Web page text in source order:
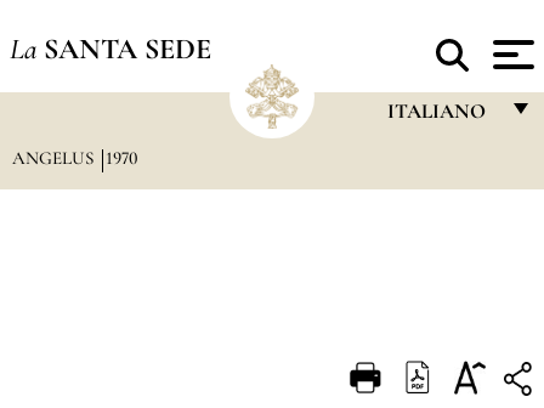
La SANTA SEDE
ITALIANO
DEUTSCH
ANGELUS 1970